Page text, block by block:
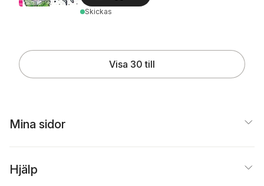
Skickas
Visa 30 till
Mina sidor
Hjälp